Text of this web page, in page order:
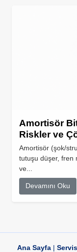
Amortisör
Riskler ve
Amortisör (şok/
tutuşu düşer, fren
ve...
Devamını Oku
Ana Sayfa|